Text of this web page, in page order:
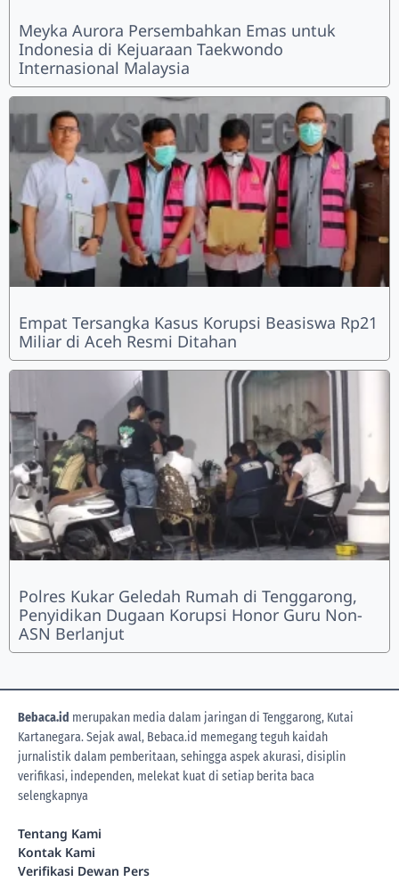
Meyka Aurora Persembahkan Emas untuk
Indonesia di Kejuaraan Taekwondo
Internasional Malaysia
Empat Tersangka Kasus Korupsi Beasiswa Rp21
Miliar di Aceh Resmi Ditahan
Polres Kukar Geledah Rumah di Tenggarong,
Penyidikan Dugaan Korupsi Honor Guru Non-
ASN Berlanjut
Bebaca.id merupakan media dalam jaringan di Tenggarong, Kutai
Kartanegara. Sejak awal, Bebaca.id memegang teguh kaidah
jurnalistik dalam pemberitaan, sehingga aspek akurasi, disiplin
verifikasi, independen, melekat kuat di setiap berita baca
selengkapnya
Tentang Kami
Kontak Kami
Verifikasi Dewan Pers